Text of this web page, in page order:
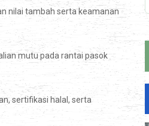
nilai tambah serta keamanan
mutu pada rantai pasok
sertifikasi halal, serta